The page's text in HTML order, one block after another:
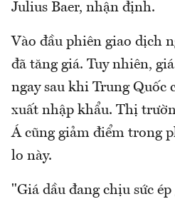
Julius Baer, nhận định.
Vào đầu phiên giao dịch
đã tăng giá. Tuy nhiên,
ngay sau khi Trung Quốc
xuất nhập khẩu. Thị
Á cũng giảm điểm trong
lo này.
"Giá dầu đang chịu sức